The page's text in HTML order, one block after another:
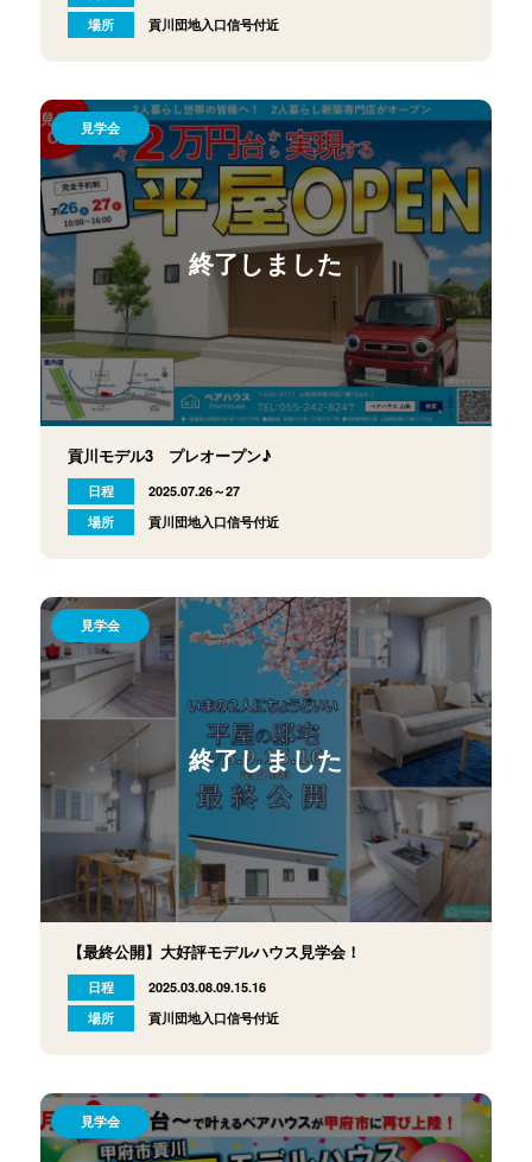
場所
貢川団地入口信号付近
終了しました
見学会
貢川モデル3 プレオープン♪
日程
2025.07.26～27
場所
貢川団地入口信号付近
終了しました
見学会
【最終公開】大好評モデルハウス見学会！
日程
2025.03.08.09.15.16
場所
貢川団地入口信号付近
見学会